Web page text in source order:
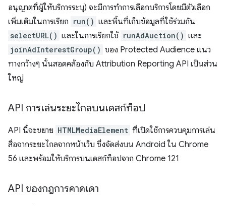
อนุญาตที่ผู้ให้บริการระบุ) จะมีการทำการเลือกบริการโดยมีตัวเลือก
เพิ่มเติมในการเรียก run() และพื้นที่เก็บข้อมูลที่ใช้ร่วมกัน
selectURL() และในการเรียกใช้ runAdAuction() และ
joinAdInterestGroup() ของ Protected Audience แนว
ทางกว้างๆ นั้นสอดคล้องกับ Attribution Reporting API เป็นส่วน
ใหญ่
API การเล่นระยะไกลบนเดสก์ท็อป
API นี้จะขยาย HTMLMediaElement ที่เปิดใช้การควบคุมการเล่น
สื่อจากระยะไกลจากหน้าเว็บ ซึ่งจัดส่งบน Android ใน Chrome
56 และพร้อมให้บริการบนเดสก์ท็อปจาก Chrome 121
API ของกฎการคาดเดา